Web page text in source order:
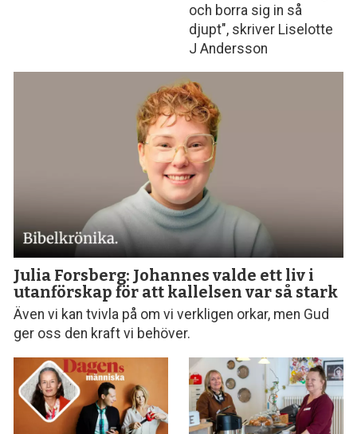
och borra sig in så
djupt", skriver Liselotte
J Andersson
Julia Forsberg: Johannes valde ett liv i
utanförskap för att kallelsen var så stark
Även vi kan tvivla på om vi verkligen orkar, men Gud
ger oss den kraft vi behöver.